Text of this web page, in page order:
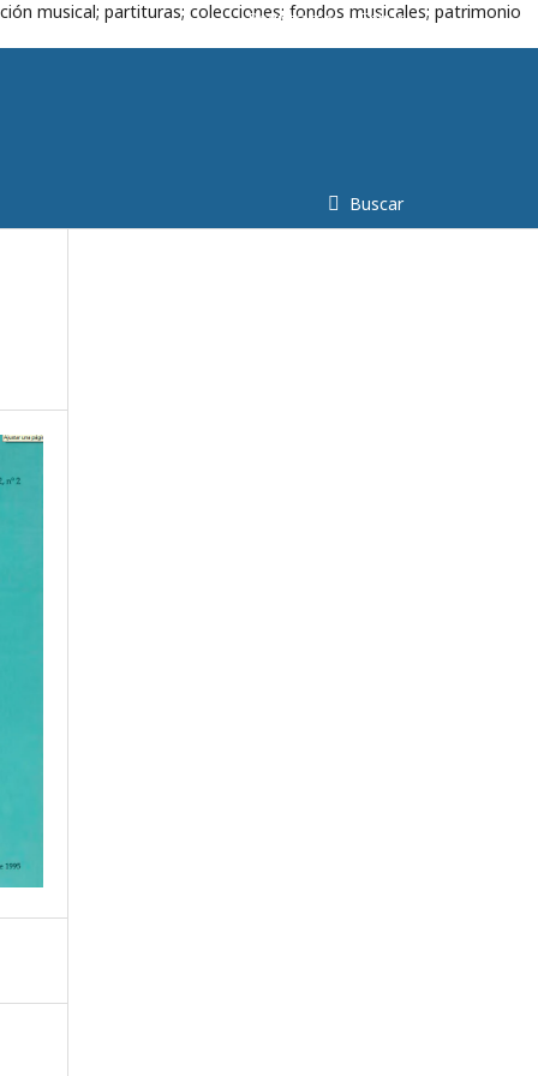
musical; partituras; colecciones; fondos musicales; patrimonio
Buscar
Registrarse Entrar